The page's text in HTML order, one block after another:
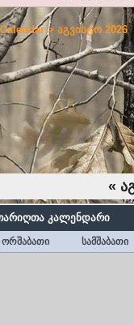
> აგვისტო 2026
«
კალენდარი
ორშაბათი სამშაბათი